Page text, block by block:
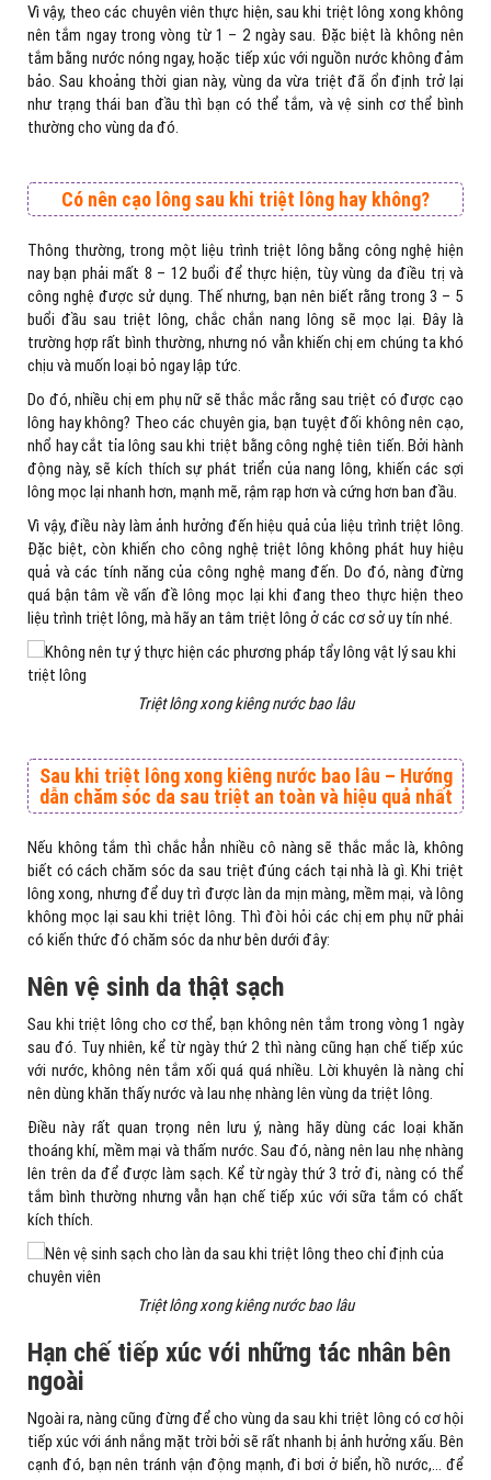
Vì vậy, theo các chuyên viên thực hiện, sau khi triệt lông xong không
nên tắm ngay trong vòng từ 1 – 2 ngày sau. Đặc biệt là không nên
tắm bằng nước nóng ngay, hoặc tiếp xúc với nguồn nước không đảm
bảo. Sau khoảng thời gian này, vùng da vừa triệt đã ổn định trở lại
như trạng thái ban đầu thì bạn có thể tắm, và vệ sinh cơ thể bình
thường cho vùng da đó.
Có nên cạo lông sau khi triệt lông hay không?
Thông thường, trong một liệu trình triệt lông bằng công nghệ hiện
nay bạn phải mất 8 – 12 buổi để thực hiện, tùy vùng da điều trị và
công nghệ được sử dụng. Thế nhưng, bạn nên biết rằng trong 3 – 5
buổi đầu sau triệt lông, chắc chắn nang lông sẽ mọc lại. Đây là
trường hợp rất bình thường, nhưng nó vẫn khiến chị em chúng ta khó
chịu và muốn loại bỏ ngay lập tức.
Do đó, nhiều chị em phụ nữ sẽ thắc mắc rằng sau triệt có được cạo
lông hay không? Theo các chuyên gia, bạn tuyệt đối không nên cạo,
nhổ hay cắt tỉa lông sau khi triệt bằng công nghệ tiên tiến. Bởi hành
động này, sẽ kích thích sự phát triển của nang lông, khiến các sợi
lông mọc lại nhanh hơn, mạnh mẽ, rậm rạp hơn và cứng hơn ban đầu.
Vì vậy, điều này làm ảnh hưởng đến hiệu quả của liệu trình triệt lông.
Đặc biệt, còn khiến cho công nghệ triệt lông không phát huy hiệu
quả và các tính năng của công nghệ mang đến. Do đó, nàng đừng
quá bận tâm về vấn đề lông mọc lại khi đang theo thực hiện theo
liệu trình triệt lông, mà hãy an tâm triệt lông ở các cơ sở uy tín nhé.
Triệt lông xong kiêng nước bao lâu
Sau khi triệt lông xong kiêng nước bao lâu – Hướng
dẫn chăm sóc da sau triệt an toàn và hiệu quả nhất
Nếu không tắm thì chắc hẳn nhiều cô nàng sẽ thắc mắc là, không
biết có cách chăm sóc da sau triệt đúng cách tại nhà là gì. Khi triệt
lông xong, nhưng để duy trì được làn da mịn màng, mềm mại, và lông
không mọc lại sau khi triệt lông. Thì đòi hỏi các chị em phụ nữ phải
có kiến thức đó chăm sóc da như bên dưới đây:
Nên vệ sinh da thật sạch
Sau khi triệt lông cho cơ thể, bạn không nên tắm trong vòng 1 ngày
sau đó. Tuy nhiên, kể từ ngày thứ 2 thì nàng cũng hạn chế tiếp xúc
với nước, không nên tắm xối quá quá nhiều. Lời khuyên là nàng chỉ
nên dùng khăn thấy nước và lau nhẹ nhàng lên vùng da triệt lông.
Điều này rất quan trọng nên lưu ý, nàng hãy dùng các loại khăn
thoáng khí, mềm mại và thấm nước. Sau đó, nàng nên lau nhẹ nhàng
lên trên da để được làm sạch. Kể từ ngày thứ 3 trở đi, nàng có thể
tắm bình thường nhưng vẫn hạn chế tiếp xúc với sữa tắm có chất
kích thích.
Triệt lông xong kiêng nước bao lâu
Hạn chế tiếp xúc với những tác nhân bên
ngoài
Ngoài ra, nàng cũng đừng để cho vùng da sau khi triệt lông có cơ hội
tiếp xúc với ánh nắng mặt trời bởi sẽ rất nhanh bị ảnh hưởng xấu. Bên
cạnh đó, bạn nên tránh vận động mạnh, đi bơi ở biển, hồ nước,… để